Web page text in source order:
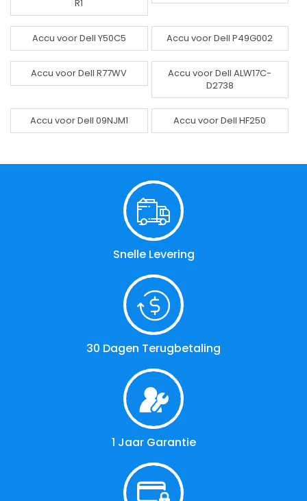
R1
Accu voor Dell Y50C5 Accu voor Dell P49G002
Accu voor Dell R77WV
Accu voor Dell ALW17C-
D2738
Accu voor Dell 09NJM1 Accu voor Dell HF250
Snelle Levering
30 Dagen Terugbetaling
1 Jaar Garantie